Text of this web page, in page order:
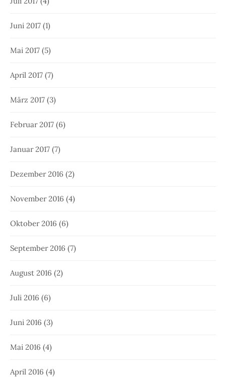
Juni 2017 (1)
Mai 2017 (5)
April 2017 (7)
März 2017 (3)
Februar 2017 (6)
Januar 2017 (7)
Dezember 2016 (2)
November 2016 (4)
Oktober 2016 (6)
September 2016 (7)
August 2016 (2)
Juli 2016 (6)
Juni 2016 (3)
Mai 2016 (4)
April 2016 (4)